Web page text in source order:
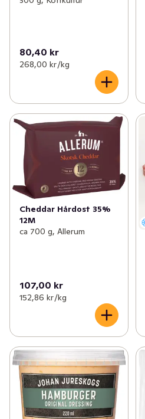
80,40 kr
268,00 kr /kg
Cheddar Hårdost 35%
12M
ca 700 g, Allerum
107,00 kr
152,86 kr /kg